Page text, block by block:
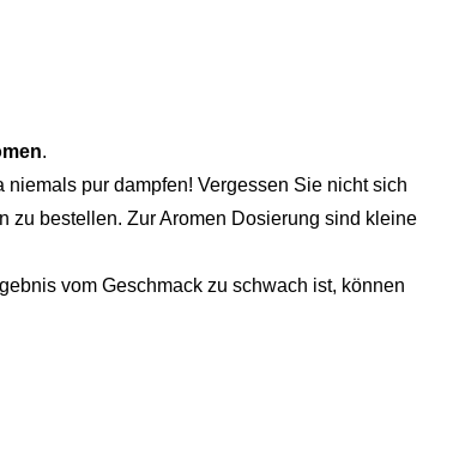
.
pur dampfen! Vergessen Sie nicht sich
zu bestellen. Zur Aromen Dosierung sind kleine
vom Geschmack zu schwach ist, können